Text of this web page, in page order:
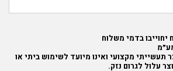
תעשייתי מקצועי ואינו מיועד לשימוש ביתי או
עלול לגרום נזק.